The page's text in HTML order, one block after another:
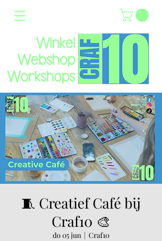
🧵 Creatief Café bij
Craf10 🎨
do 05 jun
  |
Craf10